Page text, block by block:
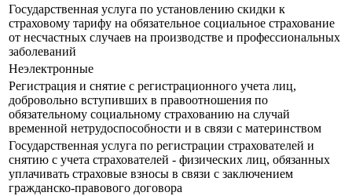
Государственная услуга по установлению скидки к
страховому тарифу на обязательное социальное страхование
от несчастных случаев на производстве и профессиональных
заболеваний
Неэлектронные
Регистрация и снятие с регистрационного учета лиц,
добровольно вступивших в правоотношения по
обязательному социальному страхованию на случай
временной нетрудоспособности и в связи с материнством
Государственная услуга по регистрации страхователей и
снятию с учета страхователей - физических лиц, обязанных
уплачивать страховые взносы в связи с заключением
гражданско-правового договора